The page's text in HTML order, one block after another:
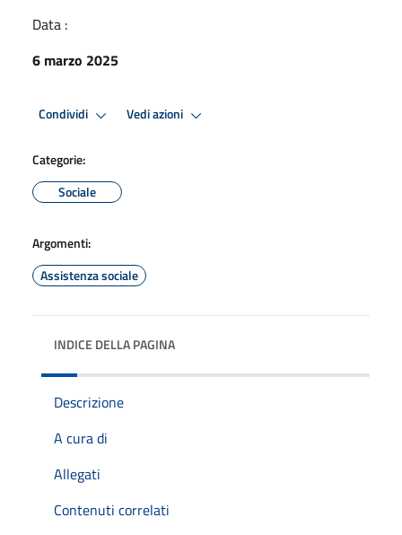
Data :
6 marzo 2025
Condividi Vedi azioni
Categorie:
Sociale
Argomenti:
Assistenza sociale
INDICE DELLA PAGINA
Descrizione
A cura di
Allegati
Contenuti correlati